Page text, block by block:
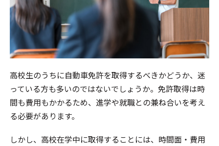
高校生のうちに自動車免許を取得するべきかどうか、迷
っている方も多いのではないでしょうか。免許取得は時
間も費用もかかるため、進学や就職との兼ね合いを考え
る必要があります。
しかし、高校在学中に取得することには、時間面・費用